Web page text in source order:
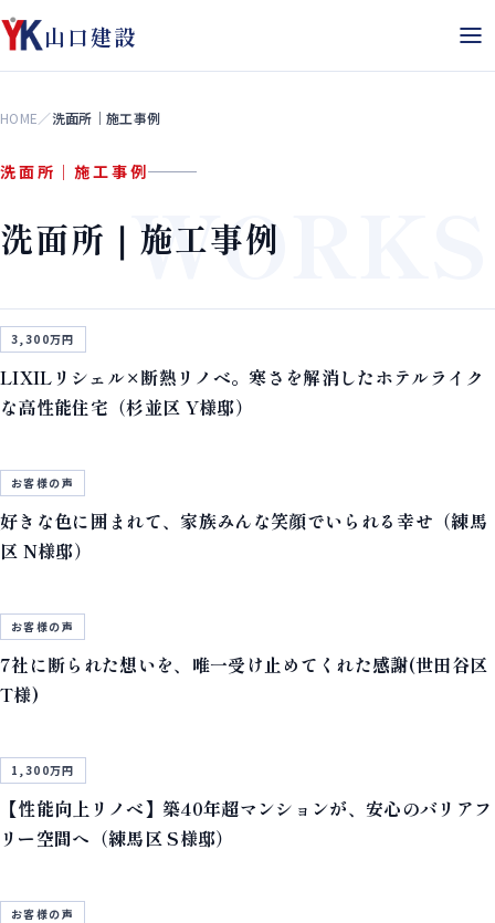
山口建設
WORKS
HOME／洗面所｜施工事例
洗面所｜施工事例
洗面所｜施工事例
3,300万円
LIXILリシェル×断熱リノベ。寒さを解消したホテルライク
な高性能住宅（杉並区 Y様邸）
お客様の声
好きな色に囲まれて、家族みんな笑顔でいられる幸せ（練馬
区 N様邸）
お客様の声
7社に断られた想いを、唯一受け止めてくれた感謝(世田谷区
T様)
1,300万円
【性能向上リノベ】築40年超マンションが、安心のバリアフ
リー空間へ（練馬区 S様邸）
お客様の声